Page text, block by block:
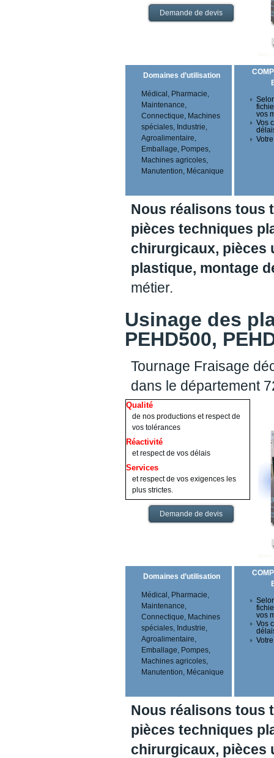
Demande de devis
Domaines d’utilisation
Médical, Pharmacie,
Maintenance,
Connectique, Machines
spéciales, Industrie,
Agroalimentaire,
Emballage, Pompes,
Machines agricoles,
Manutention, Mécanique
vos
Vos
Nous réalisons tous
pièces techniques
chirurgicaux, pièces
plastique, montage
métier.
Usinage des
PEHD500,
Tournage Fraisage
dans le département
Qualité
de nos productions et respect de
vos tolérances
Réactivité
et respect de vos délais
Services
et respect de vos exigences les
plus strictes.
Demande de devis
Domaines d’utilisation
Médical, Pharmacie,
Maintenance,
Connectique, Machines
spéciales, Industrie,
Agroalimentaire,
Emballage, Pompes,
Machines agricoles,
Manutention, Mécanique
vos
Vos
Nous réalisons tous
pièces techniques
chirurgicaux, pièces